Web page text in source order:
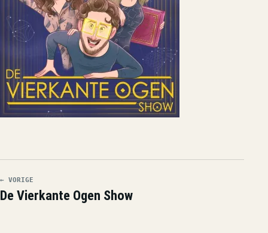
← VORIGE
De Vierkante Ogen Show